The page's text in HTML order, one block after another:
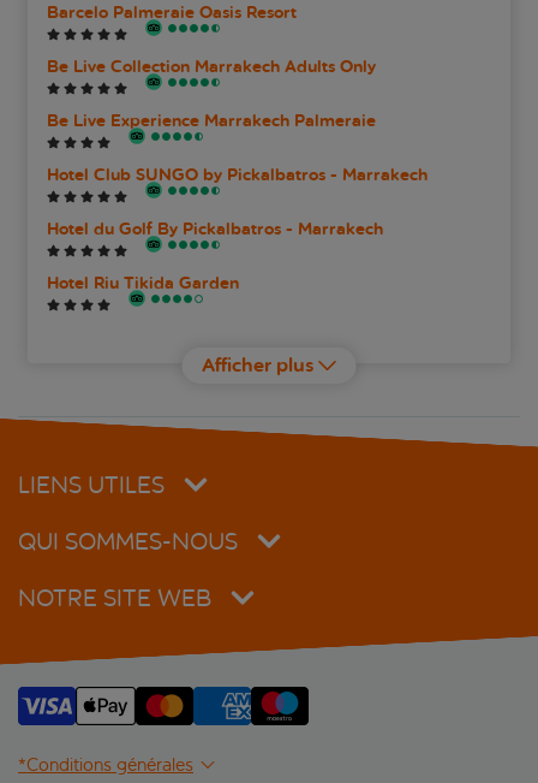
Barcelo Palmeraie Oasis Resort
Be Live Collection Marrakech Adults Only
Be Live Experience Marrakech Palmeraie
Hotel Club SUNGO by Pickalbatros - Marrakech
Hotel du Golf By Pickalbatros - Marrakech
Hotel Riu Tikida Garden
RIU Tikida Palmeraie
Sol Oasis Marrakech
Valeria Dar Atlas Resort
Valeria Madina Club Resort
Afficher plus
LIENS UTILES
QUI SOMMES-NOUS
NOTRE SITE WEB
*Conditions générales